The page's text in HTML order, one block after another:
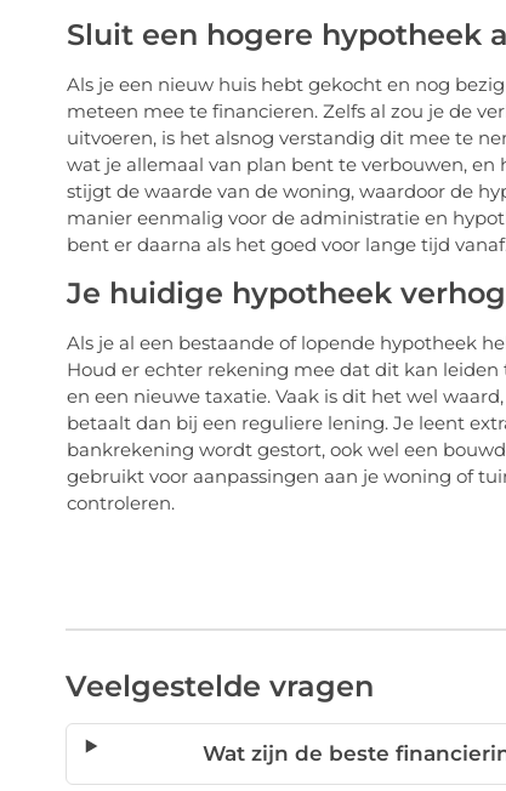
Sluit een hogere hypotheek
Als je een nieuw huis hebt gekocht en nog
meteen mee te financieren. Zelfs al zou je de
uitvoeren, is het alsnog verstandig dit mee te
wat je allemaal van plan bent te verbouwen,
stijgt de waarde van de woning, waardoor de
manier eenmalig voor de administratie en
bent er daarna als het goed voor lange tijd
Je huidige hypotheek
Als je al een bestaande of lopende hypotheek
Houd er echter rekening mee dat dit kan leiden
en een nieuwe taxatie. Vaak is dit het wel
betaalt dan bij een reguliere lening. Je leent
bankrekening wordt gestort, ook wel een
gebruikt voor aanpassingen aan je woning of
controleren.
Veelgestelde vragen
Wat zijn de beste